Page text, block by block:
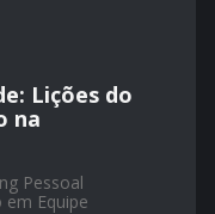
Lições do
na
Pessoal
em Equipe